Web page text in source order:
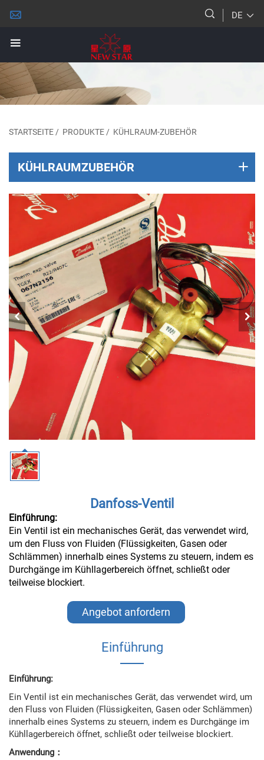
DE
STARTSEITE/ PRODUKTE/ KÜHLRAUM-ZUBEHÖR
KÜHLRAUMZUBEHÖR
Danfoss-Ventil
Einführung:
Ein Ventil ist ein mechanisches Gerät, das verwendet wird,
um den Fluss von Fluiden (Flüssigkeiten, Gasen oder
Schlämmen) innerhalb eines Systems zu steuern, indem es
Durchgänge im Kühllagerbereich öffnet, schließt oder
teilweise blockiert.
Angebot anfordern
Einführung
Einführung:
Ein Ventil ist ein mechanisches Gerät, das verwendet wird, um
den Fluss von Fluiden (Flüssigkeiten, Gasen oder Schlämmen)
innerhalb eines Systems zu steuern, indem es Durchgänge im
Kühllagerbereich öffnet, schließt oder teilweise blockiert.
Anwendung：